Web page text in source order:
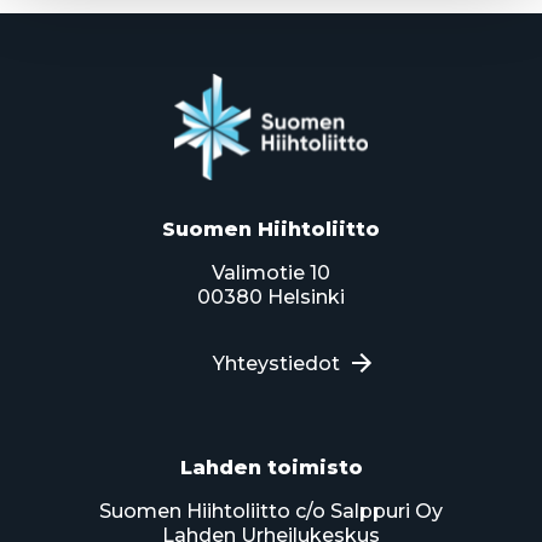
Suomen Hiihtoliitto
Valimotie 10
00380 Helsinki
Yhteystiedot
Lahden toimisto
Suomen Hiihtoliitto c/o Salppuri Oy
Lahden Urheilukeskus